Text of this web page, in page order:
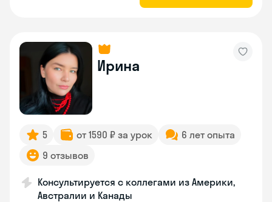
Ирина
5 от 1590 ₽ за урок
6 лет опыта
9 отзывов
Консультируется с коллегами из Америки,
Австралии и Канады